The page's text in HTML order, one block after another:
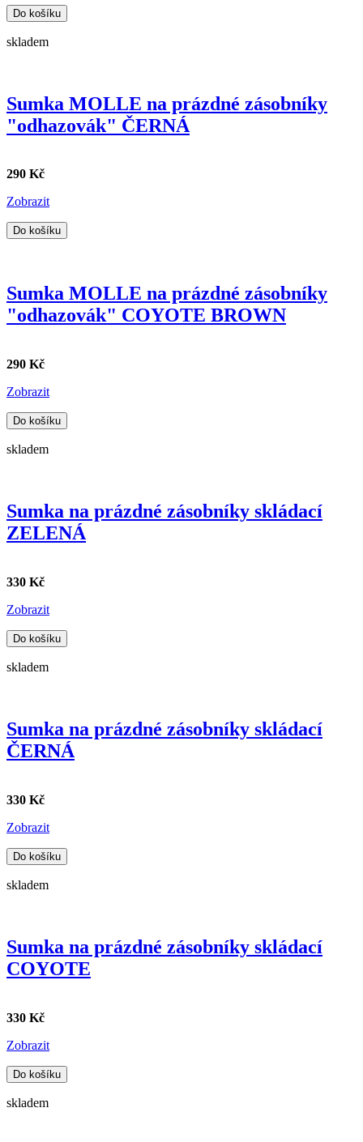
Do košíku
skladem
Sumka MOLLE na prázdné zásobníky
"odhazovák" ČERNÁ
290 Kč
Zobrazit
Do košíku
Sumka MOLLE na prázdné zásobníky
"odhazovák" COYOTE BROWN
290 Kč
Zobrazit
Do košíku
skladem
Sumka na prázdné zásobníky skládací
ZELENÁ
330 Kč
Zobrazit
Do košíku
skladem
Sumka na prázdné zásobníky skládací
ČERNÁ
330 Kč
Zobrazit
Do košíku
skladem
Sumka na prázdné zásobníky skládací
COYOTE
330 Kč
Zobrazit
Do košíku
skladem